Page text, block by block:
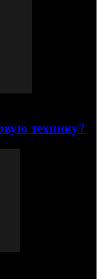
технику?